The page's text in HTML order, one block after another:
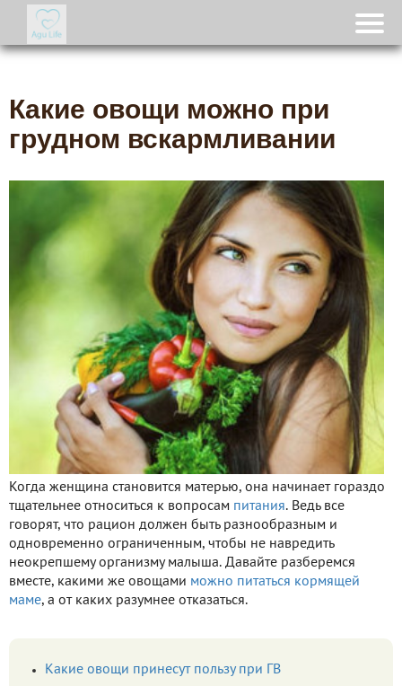
Какие овощи можно при
грудном вскармливании
Когда женщина становится матерью, она начинает гораздо
тщательнее относиться к вопросам питания. Ведь все
говорят, что рацион должен быть разнообразным и
одновременно ограниченным, чтобы не навредить
неокрепшему организму малыша. Давайте разберемся
вместе, какими же овощами можно питаться кормящей
маме, а от каких разумнее отказаться.
Какие овощи принесут пользу при ГВ